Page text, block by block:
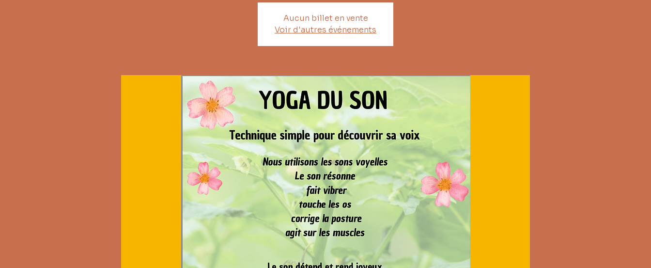
Aucun billet en vente
Voir d'autres événements